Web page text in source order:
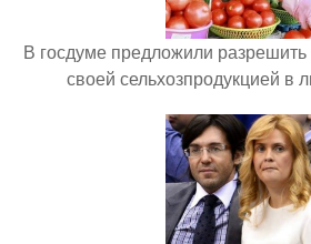
В госдуме предложили разрешить
своей сельхозпродукцией в